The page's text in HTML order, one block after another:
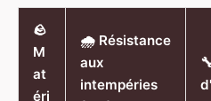
🪨
M
at
éri
🌧️ Résistance
aux
intempéries